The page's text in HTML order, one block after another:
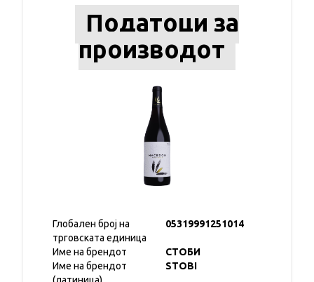
Податоци за
производот
Глобален број на
трговската единица
05319991251014
Име на брендот
СТОБИ
Име на брендот
STOBI